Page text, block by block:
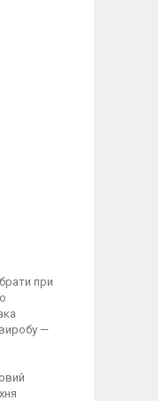
при
—